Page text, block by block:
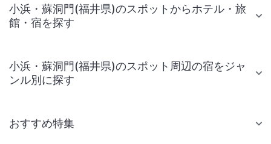
小浜・蘇洞門(福井県)のスポットからホテル・旅
館・宿を探す
小浜・蘇洞門(福井県)のスポット周辺の宿をジャ
ンル別に探す
おすすめ特集